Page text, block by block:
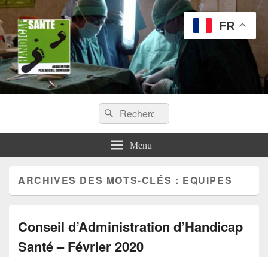
Handicap Santé
Missions chirurgicales orthopédiques au Tchad
Recherche :
Rechercher
Menu
ARCHIVES DES MOTS-CLÉS : EQUIPES
Conseil d’Administration d’Handicap
Santé – Février 2020
FR